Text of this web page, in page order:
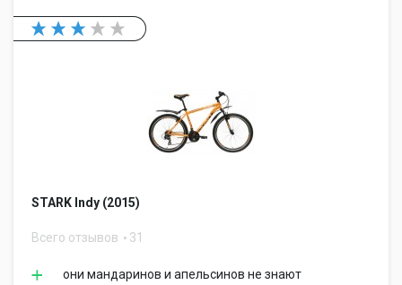
STARK Indy (2015)
Всего отзывов 31
они мандаринов и апельсинов не знают